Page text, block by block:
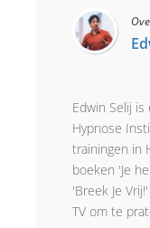
Edwin Selij
Hypnose
trainingen in
boeken 'Je
'Breek Je
TV om te